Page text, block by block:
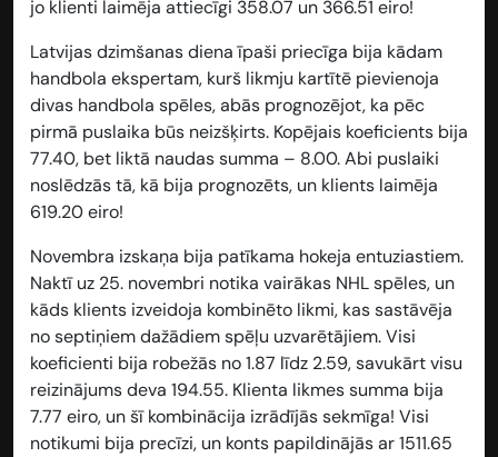
jo klienti laimēja attiecīgi 358.07 un 366.51 eiro!
Latvijas dzimšanas diena īpaši priecīga bija kādam
handbola ekspertam, kurš likmju kartītē pievienoja
divas handbola spēles, abās prognozējot, ka pēc
pirmā puslaika būs neizšķirts. Kopējais koeficients bija
77.40, bet liktā naudas summa – 8.00. Abi puslaiki
noslēdzās tā, kā bija prognozēts, un klients laimēja
619.20 eiro!
Novembra izskaņa bija patīkama hokeja entuziastiem.
Naktī uz 25. novembri notika vairākas NHL spēles, un
kāds klients izveidoja kombinēto likmi, kas sastāvēja
no septiņiem dažādiem spēļu uzvarētājiem. Visi
koeficienti bija robežās no 1.87 līdz 2.59, savukārt visu
reizinājums deva 194.55. Klienta likmes summa bija
7.77 eiro, un šī kombinācija izrādījās sekmīga! Visi
notikumi bija precīzi, un konts papildinājās ar1511.65